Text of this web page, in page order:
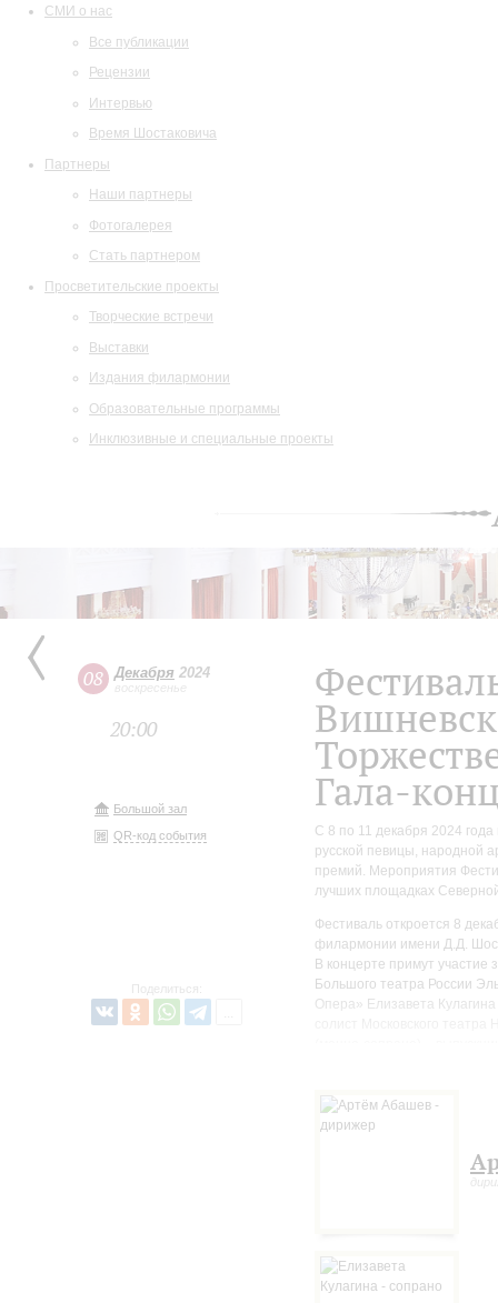
СМИ о нас
Все публикации
Рецензии
Интервью
Время Шостаковича
Партнеры
Наши партнеры
Фотогалерея
Стать партнером
Просветительские проекты
Творческие встречи
Выставки
Издания филармонии
Образовательные программы
Инклюзивные и специальные проекты
08 Декабря 2024
воскресенье
20:00
Большой зал
QR-код события
Поделиться:
Гала-
С 8 по 11 декабря 2024
русской певицы, народной
премий. Мероприятия
лучших площадках
Фестиваль откроется 8
филармонии имени Д.Д.
В концерте примут участие
Большого театра России
Опера» Елизавета
В программе арии, дуэты и
Оркестра Центра